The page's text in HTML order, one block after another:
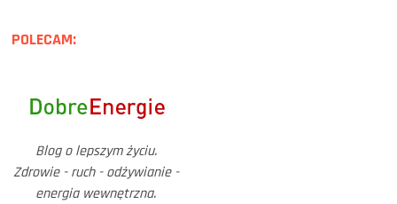
POLECAM:
Blog o lepszym życiu.
Zdrowie - ruch - odżywianie -
energia wewnętrzna.